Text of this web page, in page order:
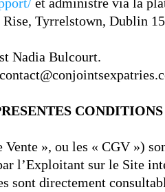
Tyrrelstown, Dublin
Nadia Bulcourt.
», ou les « CGV »)
l’Exploitant sur le Site
sont directement